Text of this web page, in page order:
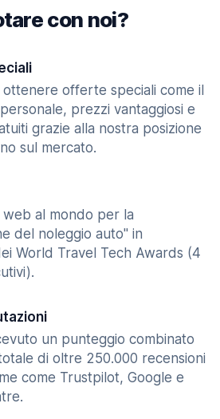
con noi?
ottenere offerte speciali come il
prezzi vantaggiosi e
grazie alla nostra posizione
sul mercato.
al mondo per la
del noleggio auto" in
World Travel Tech Awards (4
un punteggio combinato
di oltre 250.000 recensioni
come Trustpilot, Google e